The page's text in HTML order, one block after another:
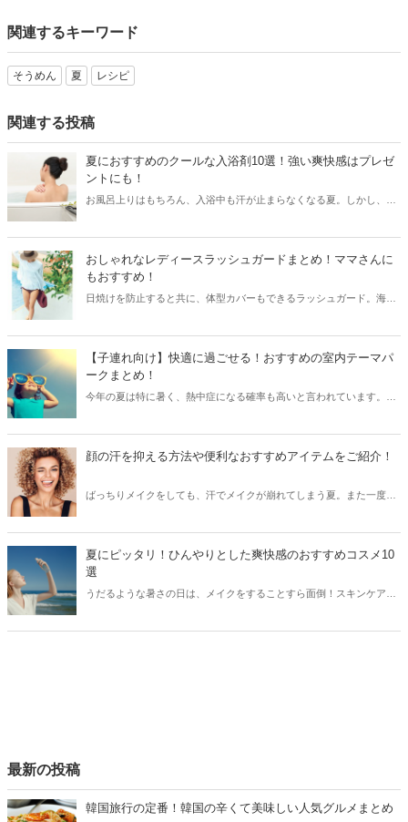
関連するキーワード
そうめん 夏 レシピ
関連する投稿
夏におすすめのクールな入浴剤10選！強い爽快感はプレゼ
ントにも！
お風呂上りはもちろん、入浴中も汗が止まらなくなる夏。しかし、最
おしゃれなレディースラッシュガードまとめ！ママさんに
もおすすめ！
日焼けを防止すると共に、体型カバーもできるラッシュガード。海や
い、おしゃれなラッシュガードをご紹介します！
【子連れ向け】快適に過ごせる！おすすめの室内テーマパ
ークまとめ！
今年の夏は特に暑く、熱中症になる確率も高いと言われています。そ
ご紹介します！
顔の汗を抑える方法や便利なおすすめアイテムをご紹介！
ばっちりメイクをしても、汗でメイクが崩れてしまう夏。また一度汗
紹介します！
夏にピッタリ！ひんやりとした爽快感のおすすめコスメ10
選
うだるような暑さの日は、メイクをすることすら面倒！スキンケアや
最新の投稿
韓国旅行の定番！韓国の辛くて美味しい人気グルメまとめ